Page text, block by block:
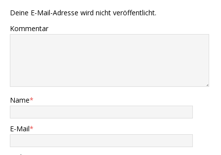
Deine E-Mail-Adresse wird nicht veröffentlicht.
Kommentar
Name*
E-Mail*